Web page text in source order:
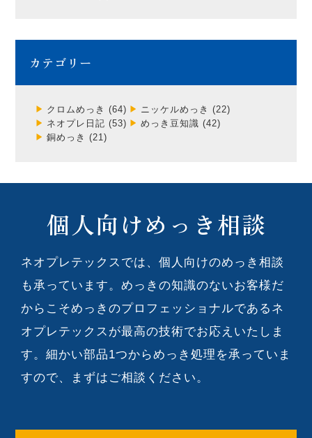
カテゴリー
クロムめっき (64) ニッケルめっき (22)
ネオプレ日記 (53) めっき豆知識 (42)
銅めっき (21)
個人向けめっき相談
ネオプレテックスでは、個人向けのめっき相談
も承っています。めっきの知識のないお客様だ
からこそめっきのプロフェッショナルであるネ
オプレテックスが最高の技術でお応えいたしま
す。細かい部品1つからめっき処理を承っていま
すので、まずはご相談ください。